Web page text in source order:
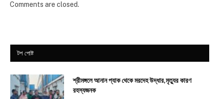
Comments are closed.
টপ পোষ্ট
শ্রীমঙ্গলে আনান প্যাক থেকে মরদেহ উদ্ধার,মৃত্যুর কারণ
রহস্যজনক